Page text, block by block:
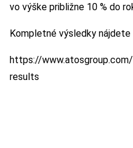
vo výške približne 10 % do
Kompletné výsledky nájdete
https://
results